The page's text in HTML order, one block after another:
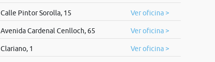
Calle Pintor Sorolla, 15 Ver oficina >
Avenida Cardenal Cenlloch, 65 Ver oficina >
Clariano, 1 Ver oficina >